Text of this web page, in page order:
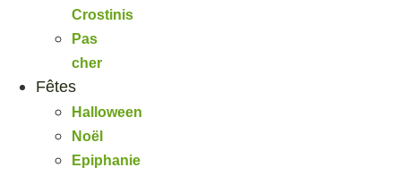
Crostinis
Pas
cher
Fêtes
Halloween
Noël
Epiphanie